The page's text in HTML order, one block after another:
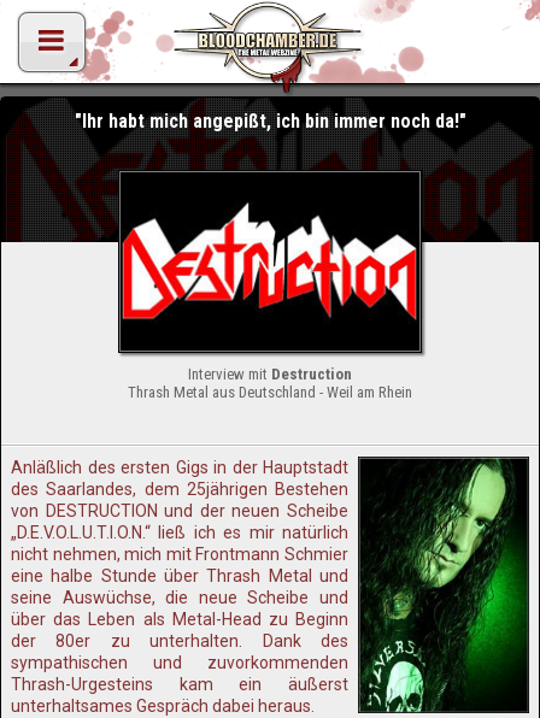
"Ihr habt mich angepißt, ich bin immer noch da!"
Interview mit Destruction
Thrash Metal aus Deutschland - Weil am Rhein
Anläßlich des ersten Gigs in der Hauptstadt
des Saarlandes, dem 25jährigen Bestehen
von DESTRUCTION und der neuen Scheibe
„D.E.V.O.L.U.T.I.O.N.“ ließ ich es mir natürlich
nicht nehmen, mich mit Frontmann Schmier
eine halbe Stunde über Thrash Metal und
seine Auswüchse, die neue Scheibe und
über das Leben als Metal-Head zu Beginn
der 80er zu unterhalten. Dank des
sympathischen und zuvorkommenden
Thrash-Urgesteins kam ein äußerst
unterhaltsames Gespräch dabei heraus.